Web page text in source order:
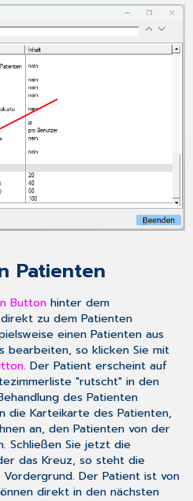
Patienten
Button hinter dem
zu dem Patienten
einen Patienten aus
bearbeiten, so klicken Sie mit
. Der Patient erscheint auf
"rutscht" in den
des Patienten
die Karteikarte des Patienten,
an, den Patienten von der
Schließen Sie jetzt die
das Kreuz, so steht die
Der Patient ist von
direkt in den nächsten